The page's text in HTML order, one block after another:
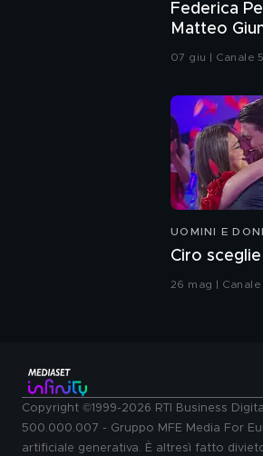
Federica
Matteo
integrale
07 giu | Canale 5
UOMINI E
Ciro sceglie
26 mag | Canale
Copyright ©1999-2026 RTI Business
500.000.007 - Gruppo MFE Media For
artificiale generativa. È altresì fatto